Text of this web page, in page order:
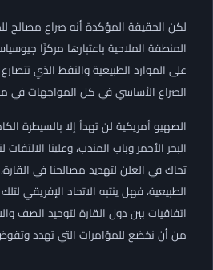
لكن الحقيقة المؤكدة أنه صراع مصالح
المنطقة الملاحية باعتبارها مركزًا
على الموارد الطبيعية والنفط الذي
الصراع الأساسي في كل المواجهات في
الصهيو أمريكية لن تهدأ إلا بالسيطرة
البحر الأحمر وباب المندب، وعلينا
تحاك في العلن لتهديد مصالحنا في
الطبيعية، فهل ينتبه الاتحاد الإفريقي
اتفاقيات بين دول القارة لتوحيد الصف
من أن نخضع للمؤامرات التي تهدد